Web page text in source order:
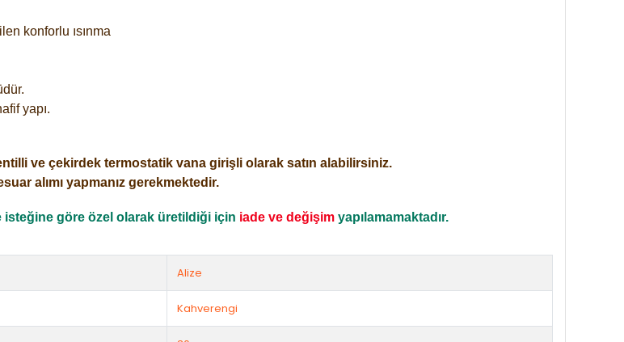
konforlu ısınma
yapı.
ve çekirdek termostatik vana girişli olarak satın alabilirsiniz.
alımı yapmanız gerekmektedir.
göre özel olarak üretildiği için iade ve değişim yapılamamaktadır.
Alize
Kahverengi